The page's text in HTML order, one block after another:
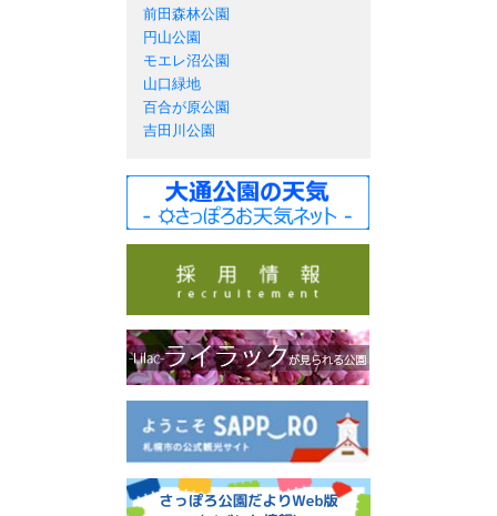
前田森林公園
円山公園
モエレ沼公園
山口緑地
百合が原公園
吉田川公園